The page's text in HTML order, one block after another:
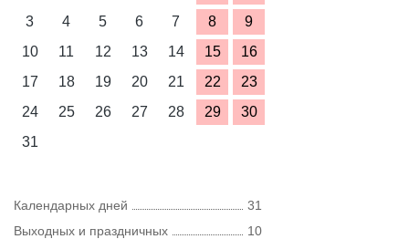
3
4 5 6 7 8
9
10
11 12 13 14 15
16
17
18 19 20 21 22
23
24
25 26 27 28 29
30
31
Календарных дней
31
Выходных и праздничных
10